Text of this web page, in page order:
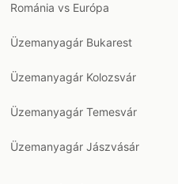
Románia vs Európa
Üzemanyagár Bukarest
Üzemanyagár Kolozsvár
Üzemanyagár Temesvár
Üzemanyagár Jászvásár